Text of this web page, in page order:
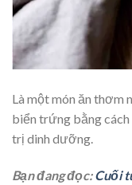
Là một món ăn thơm
biển trứng bằng cách
trị dinh dưỡng.
Bạn đang đọc:Cuối